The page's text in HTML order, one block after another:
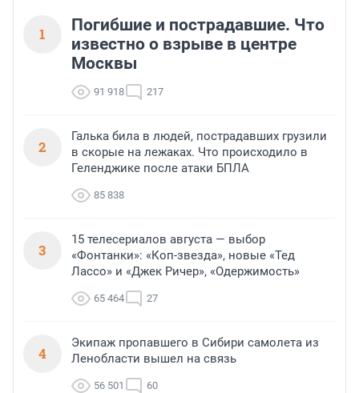
1
Погибшие и пострадавшие. Что
известно о взрыве в центре
Москвы
91 918 217
2
Галька била в людей, пострадавших грузили
в скорые на лежаках. Что происходило в
Геленджике после атаки БПЛА
85 838
3
15 телесериалов августа — выбор
«Фонтанки»: «Коп-звезда», новые «Тед
Лассо» и «Джек Ричер», «Одержимость»
65 464 27
4
Экипаж пропавшего в Сибири самолета из
Ленобласти вышел на связь
56 501 60